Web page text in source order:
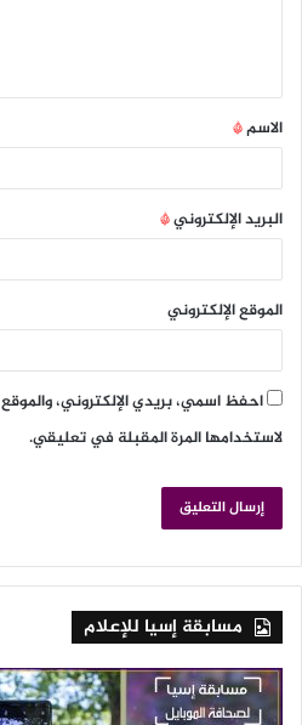
الاسم*
البريد الإلكتروني*
الموقع الإلكتروني
احفظ اسمي، بريدي الإلكتروني،
لاستخدامها المرة المقبلة في تعليقي.
مسابقة إسيا للإعلام